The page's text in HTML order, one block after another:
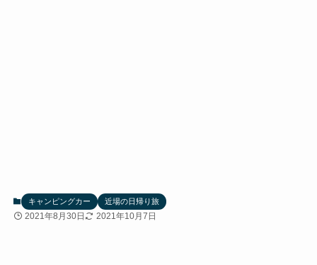
キャンピングカー 近場の日帰り旅
2021年8月30日 2021年10月7日